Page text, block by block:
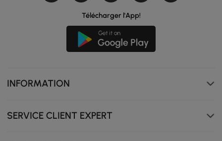
Télécharger l'App!
INFORMATION
SERVICE CLIENT EXPERT